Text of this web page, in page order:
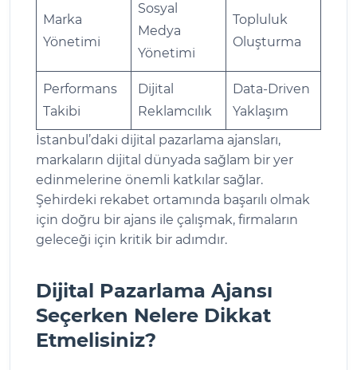
Marka
Yönetimi
Sosyal
Medya
Yönetimi
Topluluk
Oluşturma
Performans
Takibi
Dijital
Reklamcılık
Data-Driven
Yaklaşım
İstanbul’daki dijital pazarlama ajansları,
markaların dijital dünyada sağlam bir yer
edinmelerine önemli katkılar sağlar.
Şehirdeki rekabet ortamında başarılı olmak
için doğru bir ajans ile çalışmak, firmaların
geleceği için kritik bir adımdır.
Dijital Pazarlama Ajansı
Seçerken Nelere Dikkat
Etmelisiniz?